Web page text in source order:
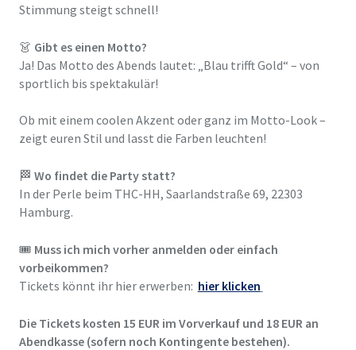
Stimmung steigt schnell!
👗 Gibt es einen Motto?
Ja! Das Motto des Abends lautet: „Blau trifft Gold“ – von
sportlich bis spektakulär!
Ob mit einem coolen Akzent oder ganz im Motto-Look –
zeigt euren Stil und lasst die Farben leuchten!
🏁 Wo findet die Party statt?
In der Perle beim THC-HH, Saarlandstraße 69, 22303
Hamburg.
🎟️ Muss ich mich vorher anmelden oder einfach
vorbeikommen?
Tickets könnt ihr hier erwerben: hier klicken
Die Tickets kosten 15 EUR im Vorverkauf und 18 EUR an
Abendkasse (sofern noch Kontingente bestehen).